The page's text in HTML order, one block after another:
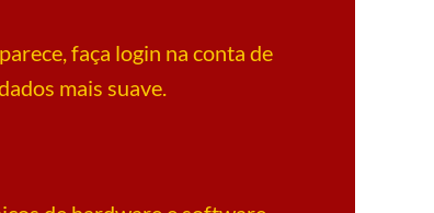
faça login na conta de
mais suave.